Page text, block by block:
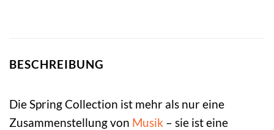
BESCHREIBUNG
Die Spring Collection ist mehr als nur eine
Zusammenstellung von Musik – sie ist eine